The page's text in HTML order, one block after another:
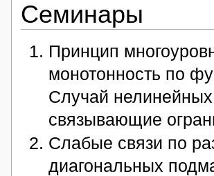
Семинары
Принцип
монотонность по
Случай
связывающие
Слабые связи по
диагональных